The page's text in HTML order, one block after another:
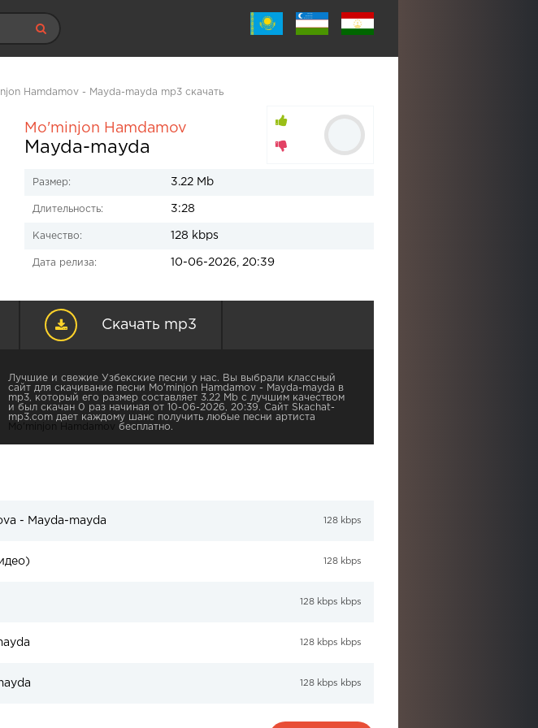
Hamdamov - Mayda-mayda mp3 скачать
Mo'minjon Hamdamov
Mayda-mayda
Размер: 3.22 Mb
Длительность: 3:28
Качество: 128 kbps
Дата релиза: 10-06-2026, 20:39
Скачать mp3
Лучшие и свежие Узбекские песни у нас. Вы выбрали классный
сайт для скачивание песни Mo'minjon Hamdamov - Mayda-mayda в
mp3, который его размер составляет 3.22 Mb с лучшим качеством
и был скачан 0 раз начиная от 10-06-2026, 20:39. Сайт Skachat-
mp3.com дает каждому шанс получить любые песни артиста
Mo'minjon Hamdamov
бесплатно.
- Mayda-mayda 128 kbps
128 kbps
128 kbps kbps
128 kbps kbps
128 kbps kbps